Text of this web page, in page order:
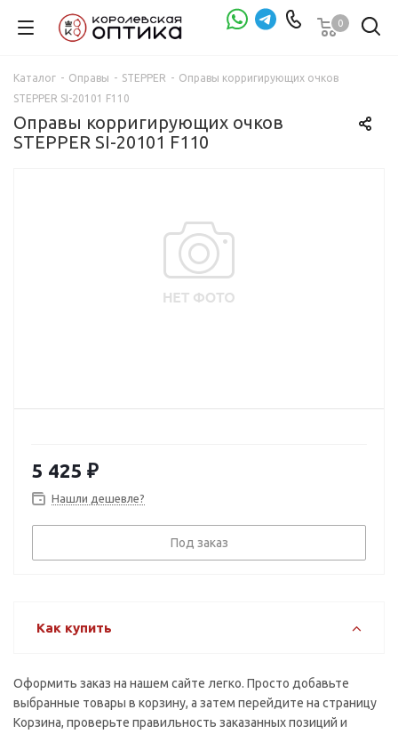
0
Каталог - Оправы - STEPPER - Оправы корригирующих очков
STEPPER SI-20101 F110
Оправы корригирующих очков
STEPPER SI-20101 F110
5 425 ₽
Нашли дешевле?
Под заказ
Как купить
Оформить заказ на нашем сайте легко. Просто добавьте
выбранные товары в корзину, а затем перейдите на страницу
Корзина, проверьте правильность заказанных позиций и